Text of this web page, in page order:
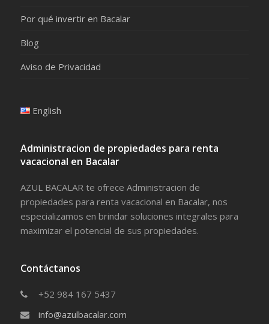
Por qué invertir en Bacalar
Blog
Aviso de Privacidad
English
Administracion de propiedades para renta
vacacional en Bacalar
AZUL BACALAR te ofrece Administracion de
propiedades para renta vacacional en Bacalar, nos
especializamos en brindar soluciones integrales para
maximizar el potencial de sus propiedades.
Contáctanos
+52 984 167 5437
info@azulbacalar.com